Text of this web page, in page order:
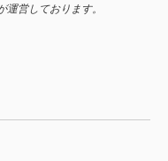
運営しております。